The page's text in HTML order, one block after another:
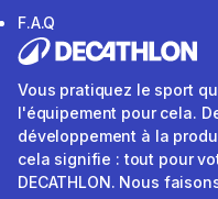
F.A.Q
Vous pratiquez le sport
l'équipement pour cela.
développement à la
cela signifie : tout pour
DECATHLON. Nous